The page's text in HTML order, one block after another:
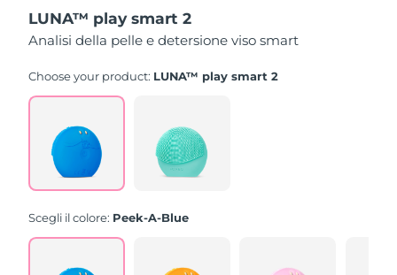
of
5
stars,
rating
Read
Reviews.
Same
page
link.
LUNA™ play smart 2
Analisi della pelle e detersione viso smart
Choose your product: LUNA™ play smart 2
Scegli il colore: Peek-A-Blue